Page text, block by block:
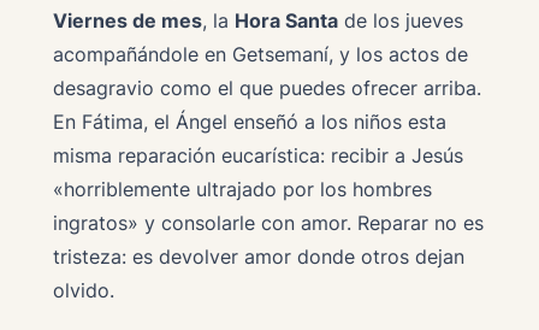
Viernes de mes, la Hora Santade los jueves
acompañándole en Getsemaní, y los actos de
desagravio como el que puedes ofrecer arriba.
En Fátima, el Ángel enseñó a los niños esta
misma reparación eucarística: recibir a Jesús
«horriblemente ultrajado por los hombres
ingratos» y consolarle con amor. Reparar no es
tristeza: es devolver amor donde otros dejan
olvido.